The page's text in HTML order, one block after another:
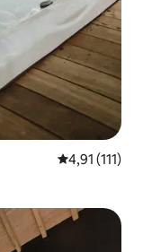
Évaluation
4,91 (111)